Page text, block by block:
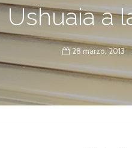
Ushuaia a
28 marzo, 2013